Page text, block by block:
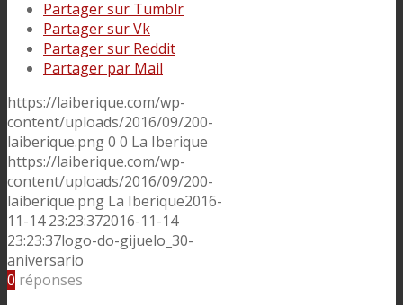
Partager sur Tumblr
Partager sur Vk
Partager sur Reddit
Partager par Mail
https://laiberique.com/wp-
content/uploads/2016/09/200-
laiberique.png0 0 La Iberique
https://laiberique.com/wp-
content/uploads/2016/09/200-
laiberique.png La Iberique2016-
11-14 23:23:372016-11-14
23:23:37logo-do-gijuelo_30-
aniversario
0 réponses